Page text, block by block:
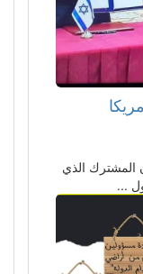
المشترك الذي
...